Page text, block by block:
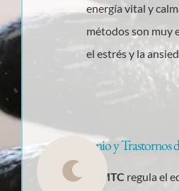
energía vital y
métodos son muy
el estrés y la
Insomnio y Trastornos
MTC regula el